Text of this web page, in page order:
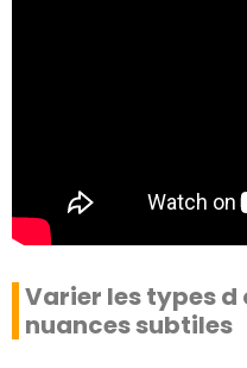
Varier les types d
nuances subtiles